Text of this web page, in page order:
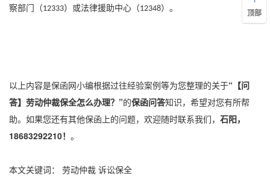
察部门（12333）或法律援助中心（12348）。
以上内容是保函网小编根据过往经验案例等为您整理的关于“【问
答】劳动仲裁保全怎么办理？”的保函问答知识，希望对您有所帮
助。如果您还有其他保函上的问题，欢迎随时联系我们， 石阳，
18683292210！ 。
本文关键词： 劳动仲裁 诉讼保全
顶部